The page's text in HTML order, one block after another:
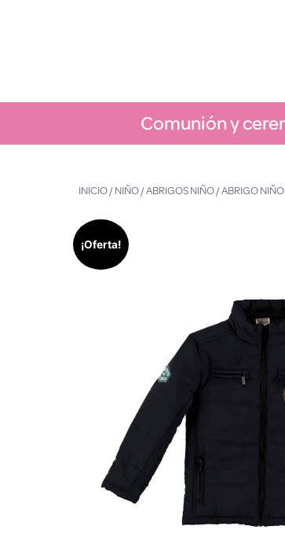
Comunión y
INICIO/NIÑO/ABRIGOS NIÑO/ ABRIGO
¡Oferta!